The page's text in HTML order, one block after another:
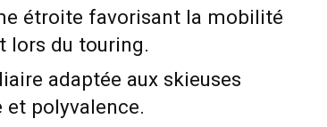
étroite favorisant la mobilité
lors du touring.
adaptée aux skieuses
polyvalence.